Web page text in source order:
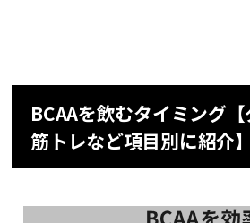
BCAAを飲むタイミング【
筋トレなど項目別に紹介】